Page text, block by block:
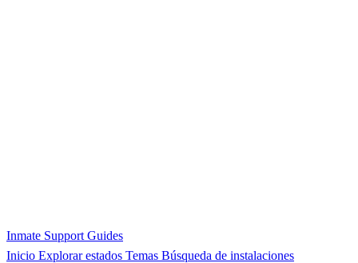
Inmate Support Guides
Inicio Explorar estados Temas Búsqueda de instalaciones